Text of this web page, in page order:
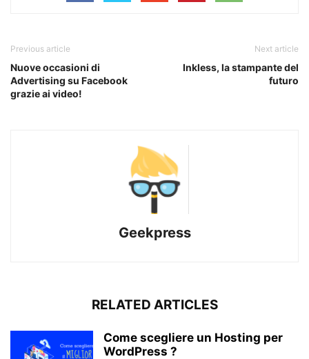
Previous article
Nuove occasioni di
Advertising su Facebook
grazie ai video!
Next article
Inkless, la stampante del
futuro
Geekpress
RELATED ARTICLES
Come scegliere un Hosting per
WordPress ?